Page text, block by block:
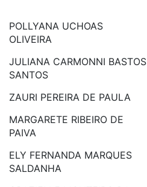
POLLYANA UCHOAS
OLIVEIRA
JULIANA CARMONNI BASTOS
SANTOS
ZAURI PEREIRA DE PAULA
MARGARETE RIBEIRO DE
PAIVA
ELY FERNANDA MARQUES
SALDANHA